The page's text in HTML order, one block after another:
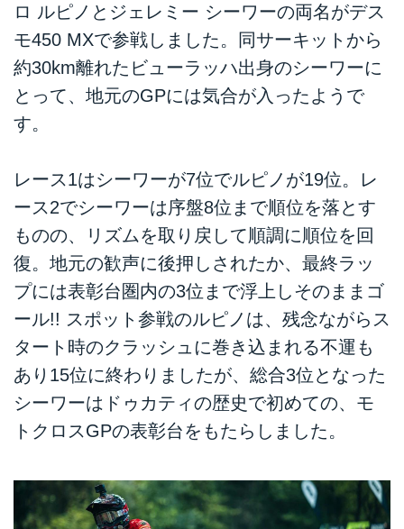
ロ ルピノとジェレミー シーワーの両名がデス
モ450 MXで参戦しました。同サーキットから
約30km離れたビューラッハ出身のシーワーに
とって、地元のGPには気合が入ったようで
す。
レース1はシーワーが7位でルピノが19位。レ
ース2でシーワーは序盤8位まで順位を落とす
ものの、リズムを取り戻して順調に順位を回
復。地元の歓声に後押しされたか、最終ラッ
プには表彰台圏内の3位まで浮上しそのままゴ
ール!! スポット参戦のルピノは、残念ながらス
タート時のクラッシュに巻き込まれる不運も
あり15位に終わりましたが、総合3位となった
シーワーはドゥカティの歴史で初めての、モ
トクロスGPの表彰台をもたらしました。